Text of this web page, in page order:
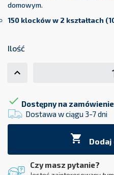
domowym.
150 klocków w 2 kształtach (
Ilość
 Dostępny na zamówienie
Dostawa w ciągu 3-7 dni

Czy masz pytanie?